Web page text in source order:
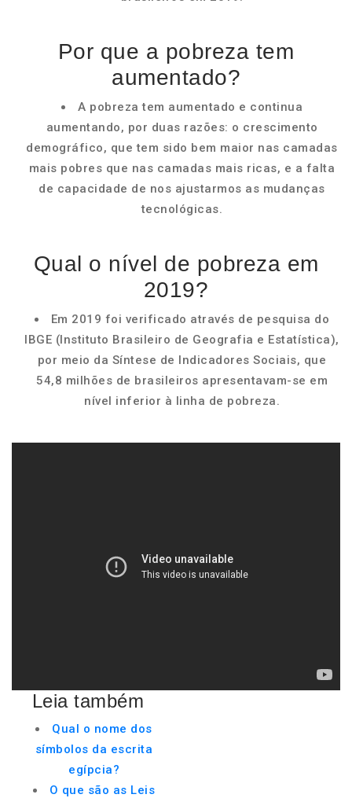
Por que a pobreza tem
aumentado?
A pobreza tem aumentado e continua
aumentando, por duas razões: o crescimento
demográfico, que tem sido bem maior nas camadas
mais pobres que nas camadas mais ricas, e a falta
de capacidade de nos ajustarmos as mudanças
tecnológicas.
Qual o nível de pobreza em
2019?
Em 2019 foi verificado através de pesquisa do
IBGE (Instituto Brasileiro de Geografia e Estatística),
por meio da Síntese de Indicadores Sociais, que
54,8 milhões de brasileiros apresentavam-se em
nível inferior à linha de pobreza.
Leia também
Qual o nome dos
símbolos da escrita
egípcia?
O que são as Leis